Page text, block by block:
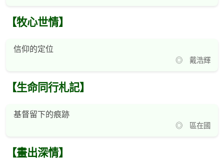
【牧心世情】
信仰的定位
◎ 戴浩輝
【生命同行札記】
基督留下的痕跡
◎ 區在國
【畫出深情】